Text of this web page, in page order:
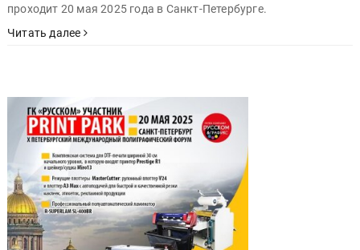
проходит 20 мая 2025 года в Санкт-Петербурге.
Читать далее